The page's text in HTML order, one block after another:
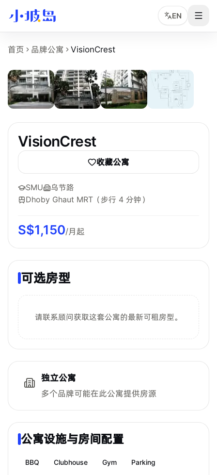
EN
VisionCrest 房源页事实摘要
物业名称：VisionCrest。
品牌或运营方：独立公寓或多运营方房源，小坡岛中文顾问
所在区域：Orchard。
附近地铁：Dhoby Ghaut MRT，步行约 4 分钟。
参考起租价：S$1,150 /月起，最终以实时房型库存为准。
最短租期：3 个月。
附近学校：SMU、Kaplan、NAFA。
主要配置：BBQ、Clubhouse、Gym、Parking、Security
首页 品牌公寓 VisionCrest
VisionCrest
收藏公寓
SMU
乌节路
Dhoby Ghaut MRT （步行 4 分钟）
S$1,150/月起
可选房型
请联系顾问获取这套公寓的最新可租房型。
独立公寓
多个品牌可能在此公寓提供房源
公寓设施与房间配置
BBQ Clubhouse Gym Parking